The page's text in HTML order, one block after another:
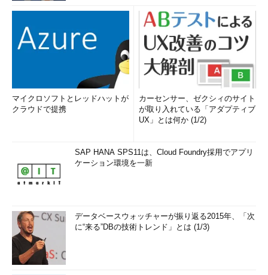
マイクロソフトとレッドハットが
クラウドで提携
カーセンサー、ゼクシィのサイト
が取り入れている「アダプティブ
UX」とは何か (1/2)
SAP HANA SPS11は、Cloud Foundry採用でアプリ
ケーション環境を一新
データベースウォッチャーが振り返る2015年、「次
に“来る”DBの技術トレンド」とは (1/3)